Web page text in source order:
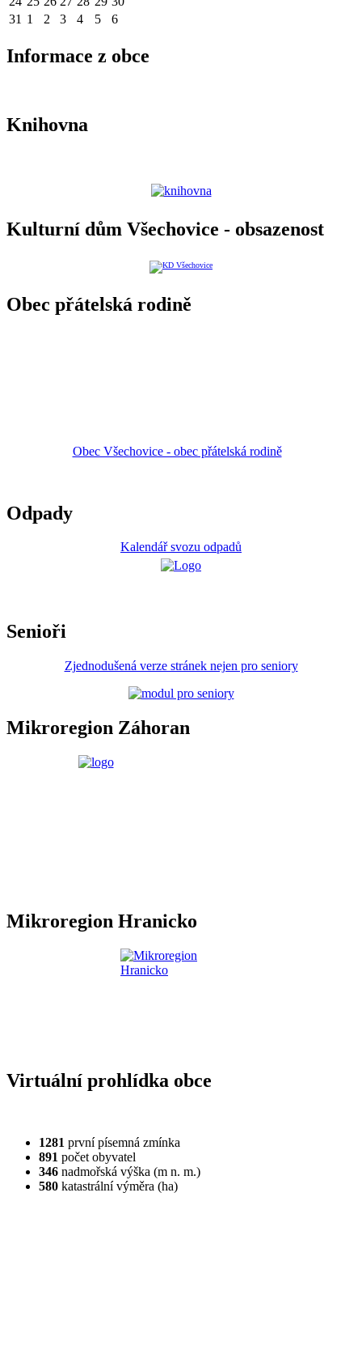
31 1 2 3 4 5 6
Informace z obce
Knihovna
Kulturní dům Všechovice - obsazenost
Obec přátelská rodině
Obec Všechovice - obec přátelská rodině
Odpady
Kalendář svozu odpadů
Senioři
Zjednodušená verze stránek nejen pro seniory
Mikroregion Záhoran
Mikroregion Hranicko
Virtuální prohlídka obce
1281 první písemná zmínka
891 počet obyvatel
346 nadmořská výška (m n. m.)
580 katastrální výměra (ha)